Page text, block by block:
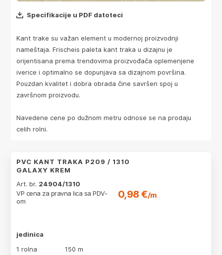
Specifikacije u PDF datoteci
Kant trake su važan element u modernoj proizvodnji
nameštaja. Frischeis paleta kant traka u dizajnu je
orijentisana prema trendovima proizvođača oplemenjene
iverice i optimalno se dopunjava sa dizajnom površina.
Pouzdan kvalitet i dobra obrada čine savršen spoj u
završnom proizvodu.
Navedene cene po dužnom metru odnose se na prodaju
celih rolni.
PVC KANT TRAKA P209 / 1310
GALAXY KREM
Art. br. 24904/1310
VP cena za pravna lica sa PDV-
om
0,98 €/m
jedinica
1 rolna
150 m